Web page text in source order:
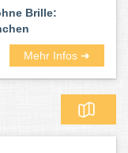
Brille:
Mehr Infos ➜